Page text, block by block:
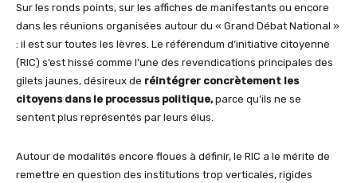
Sur les ronds points, sur les affiches de manifestants ou encore
dans les réunions organisées autour du « Grand Débat National »
: il est sur toutes les lèvres. Le référendum d’initiative citoyenne
(RIC) s’est hissé comme l’une des revendications principales des
gilets jaunes, désireux de réintégrer concrètement les
citoyens dans le processus politique,parce qu’ils ne se
sentent plus représentés par leurs élus.
Autour de modalités encore floues à définir, le RIC a le mérite de
remettre en question des institutions trop verticales, rigides